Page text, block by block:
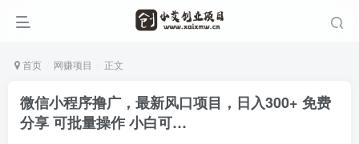
首页 网赚项目 正文
微信小程序撸广，最新风口项目，日入300+ 免费
分享 可批量操作 小白可…